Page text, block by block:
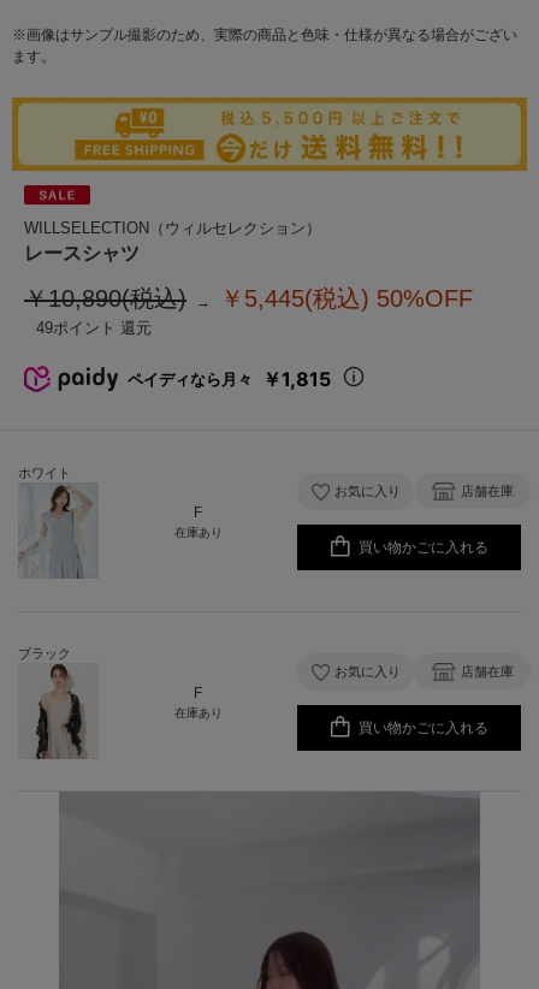
※画像はサンプル撮影のため、実際の商品と色味・仕様が異なる場合がござい
ます。
WILLSELECTION（ウィルセレクション）
レースシャツ
￥10,890(税込) ￥5,445(税込) 50%OFF
49
ホワイト
F
在庫あり
お気に入り 店舗在庫
買い物かごに入れる
ブラック
F
在庫あり
お気に入り 店舗在庫
買い物かごに入れる
ペイディなら月々 ￥1,815